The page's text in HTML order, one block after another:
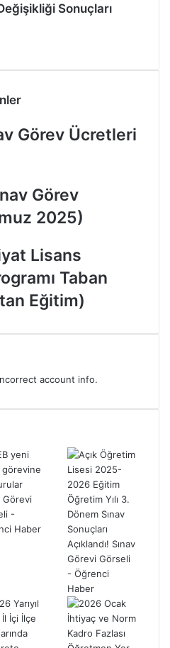
Sonuçları
Görev Ücretleri
Görev
2025)
Lisans
Taban
Eğitim)
account info.